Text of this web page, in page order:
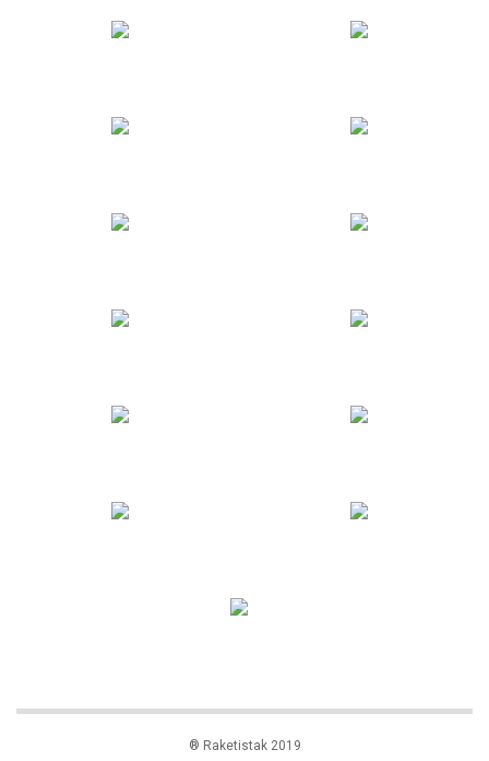
® Raketistak 2019